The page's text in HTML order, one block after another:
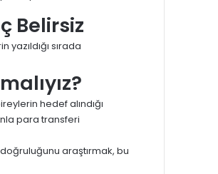
Belirsiz
sırada
hedef alındığı
para transferi
araştırmak, bu